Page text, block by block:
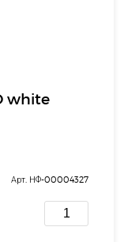
white
Арт. НФ-00004327